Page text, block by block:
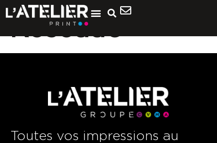
Réseau6
Toutes vos impressions au